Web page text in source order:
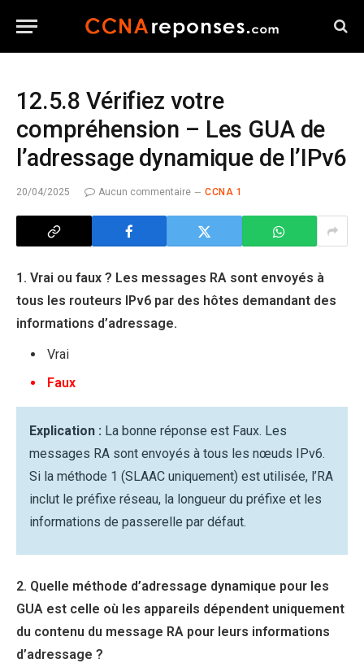
12.5.8 Vérifiez votre
compréhension – Les GUA de
l’adressage dynamique de l’IPv6
20/04/2025 Aucun commentaire CCNA 1
1. Vrai ou faux ? Les messages RA sont envoyés à
tous les routeurs IPv6 par des hôtes demandant des
informations d’adressage.
Vrai
Faux
Explication : La bonne réponse est Faux. Les
messages RA sont envoyés à tous les nœuds IPv6.
Si la méthode 1 (SLAAC uniquement) est utilisée, l’RA
inclut le préfixe réseau, la longueur du préfixe et les
informations de passerelle par défaut.
2. Quelle méthode d’adressage dynamique pour les
GUA est celle où les appareils dépendent uniquement
du contenu du message RA pour leurs informations
d’adressage ?